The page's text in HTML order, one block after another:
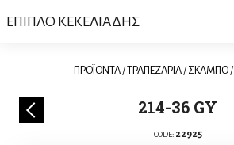
ΕΠΙΠΛΟ ΚΕΚΕΛΙΑΔΗΣ
ΠΡΟΪΟΝΤΑ/ΤΡΑΠΕΖΑΡΙΑ/ ΣΚΑΜΠΟ/
214-36 GY
CODE: 22925